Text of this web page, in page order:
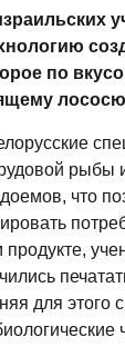
по
рыбы
что
для этого